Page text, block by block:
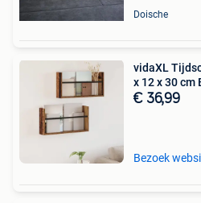
Doische
vidaXL
x 12 x 30 cm
€ 36,99
Bezoek